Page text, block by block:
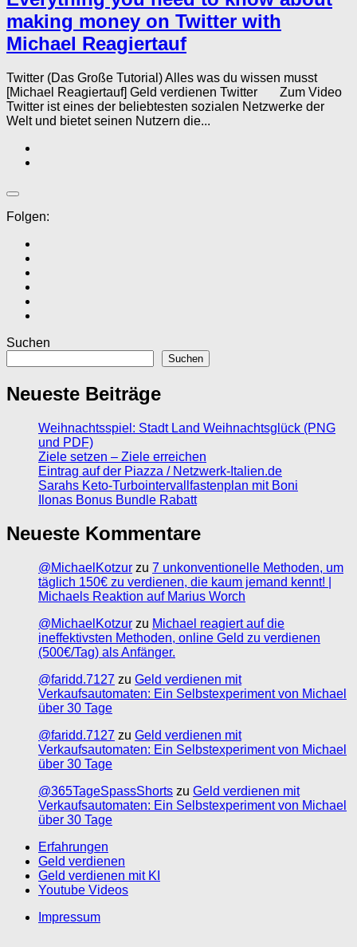
making money on Twitter with
Michael Reagiertauf
Twitter (Das Große Tutorial) Alles was du wissen musst
[Michael Reagiertauf] Geld verdienen Twitter Zum Video
Twitter ist eines der beliebtesten sozialen Netzwerke der
Welt und bietet seinen Nutzern die...
Folgen:
Suchen
Suchen
Neueste Beiträge
Weihnachtsspiel: Stadt Land Weihnachtsglück (PNG
und PDF)
Ziele setzen – Ziele erreichen
Eintrag auf der Piazza / Netzwerk-Italien.de
Sarahs Keto-Turbointervallfastenplan mit Boni
Ilonas Bonus Bundle Rabatt
Neueste Kommentare
@MichaelKotzur zu 7 unkonventionelle Methoden, um
täglich 150€ zu verdienen, die kaum jemand kennt! |
Michaels Reaktion auf Marius Worch
@MichaelKotzur zu Michael reagiert auf die
ineffektivsten Methoden, online Geld zu verdienen
(500€/Tag) als Anfänger.
@faridd.7127 zu Geld verdienen mit
Verkaufsautomaten: Ein Selbstexperiment von Michael
über 30 Tage
@faridd.7127 zu Geld verdienen mit
Verkaufsautomaten: Ein Selbstexperiment von Michael
über 30 Tage
@365TageSpassShorts zu Geld verdienen mit
Verkaufsautomaten: Ein Selbstexperiment von Michael
über 30 Tage
Erfahrungen
Geld verdienen
Geld verdienen mit KI
Youtube Videos
Impressum